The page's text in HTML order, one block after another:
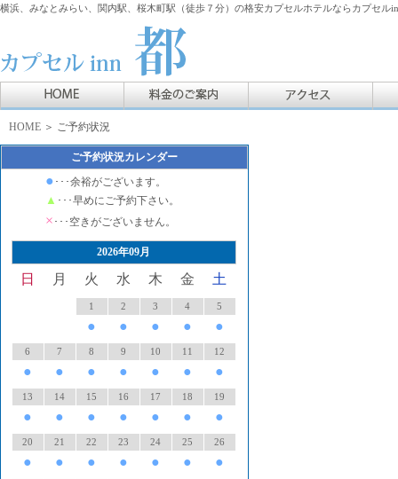
横浜、みなとみらい、関内駅、桜木町駅（徒歩７分）の格安カプセルホテルならカプセル
HOME ＞ ご予約状況
ご予約状況カレンダー
● ･･･余裕がございます。
▲ ･･･早めにご予約下さい。
× ･･･空きがございません。
2026年09月
日 月 火 水 木 金 土
1
●
2
●
3
●
4
●
5
●
6
●
7
●
8
●
9
●
10
●
11
●
12
●
13
●
14
●
15
●
16
●
17
●
18
●
19
●
20
●
21
●
22
●
23
●
24
●
25
●
26
●